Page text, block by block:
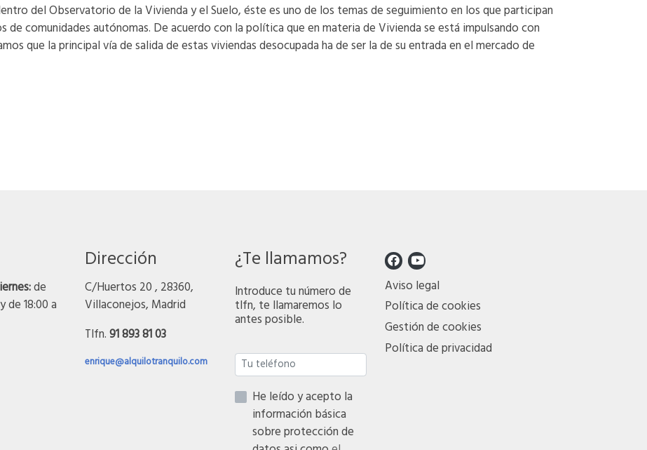
del Observatorio de la Vivienda y el Suelo, éste es uno de los temas de seguimiento en los que participan
comunidades autónomas. De acuerdo con la política que en materia de Vivienda se está impulsando con
que la principal vía de salida de estas viviendas desocupada ha de ser la de su entrada en el mercado de
de
de 18:00 a
Dirección
C/Huertos 20 , 28360,
Villaconejos, Madrid
Tlfn.91 893 81 03
enrique@alquilotranquilo.com
¿Te llamamos?
Introduce tu número de
tlfn, te llamaremos lo
antes posible.
He leído y acepto la
información básica
sobre protección de
Aviso legal
Política de cookies
Gestión de cookies
Política de privacidad